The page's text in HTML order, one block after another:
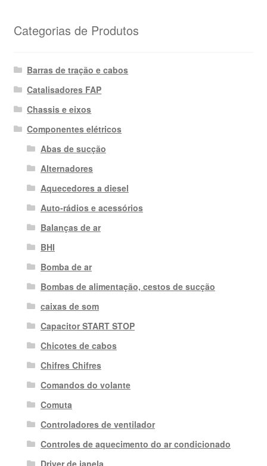
Categorias de Produtos
Barras de tração e cabos
Catalisadores FAP
Chassis e eixos
Componentes elétricos
Abas de sucção
Alternadores
Aquecedores a diesel
Auto-rádios e acessórios
Balanças de ar
BHI
Bomba de ar
Bombas de alimentação, cestos de sucção
caixas de som
Capacitor START STOP
Chicotes de cabos
Chifres Chifres
Comandos do volante
Comuta
Controladores de ventilador
Controles de aquecimento do ar condicionado
Driver de janela